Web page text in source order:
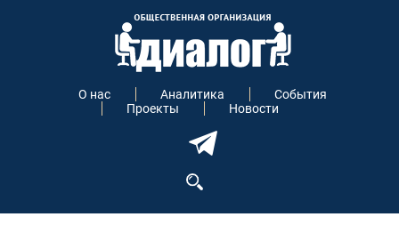
О нас Аналитика
События
Проекты
Новости